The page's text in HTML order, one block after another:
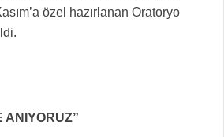
özel hazırlanan Oratoryo
ANIYORUZ”